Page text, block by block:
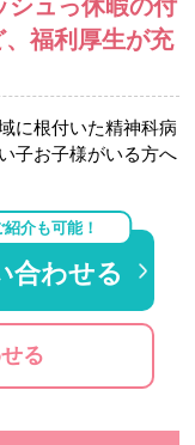
シュっ休暇の付
福利厚生が充
に根付いた精神科病
子お子様がいる方へ
介も可能！
合わせる
る